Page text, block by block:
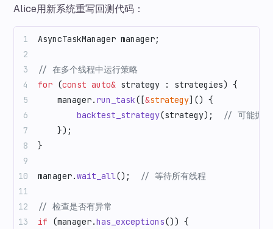
Alice用新系统重写回测代码：
AsyncTaskManager manager;
// 在多个线程中运行策略
for (const auto& strategy : strategies) {
    manager.
run_task([&strategy]() {
        backtest_strategy
(strategy);
// 可能抛
    });
}
manager.wait_all();
  // 等待所有线程
// 检查是否有异常
if (manager.has_exceptions()) {